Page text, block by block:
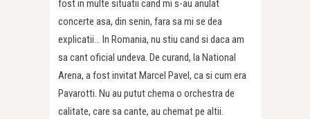
fost in multe situatii cand mi s-au anulat
concerte asa, din senin, fara sa mi se dea
explicatii… In Romania, nu stiu cand si daca am
sa cant oficial undeva. De curand, la National
Arena, a fost invitat Marcel Pavel, ca si cum era
Pavarotti. Nu au putut chema o orchestra de
calitate, care sa cante, au chemat pe altii.